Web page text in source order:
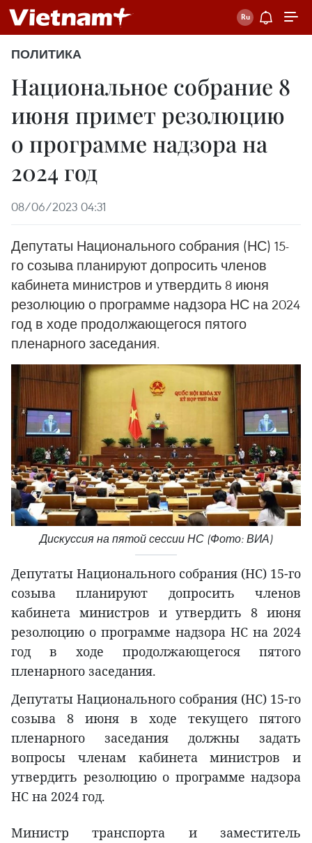
ПОЛИТИКА
Национальное собрание 8
июня примет резолюцию
о программе надзора на
2024 год
08/06/2023 04:31
Депутаты Национального собрания (НС) 15-
го созыва планируют допросить членов
кабинета министров и утвердить 8 июня
резолюцию о программе надзора НС на 2024
год в ходе продолжающегося пятого
пленарного заседания.
Дискуссия на пятой сессии НС (Фото: ВИА)
Депутаты Национального собрания (НС) 15-го
созыва планируют допросить членов
кабинета министров и утвердить 8 июня
резолюцию о программе надзора НС на 2024
год в ходе продолжающегося пятого
пленарного заседания.
Депутаты Национального собрания (НС) 15-го
созыва 8 июня в ходе текущего пятого
пленарного заседания должны задать
вопросы членам кабинета министров и
утвердить резолюцию о программе надзора
НС на 2024 год.
Министр транспорта и заместитель